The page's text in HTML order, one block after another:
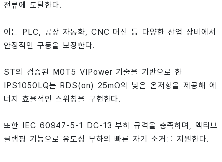
전류에 도달한다.
이는 PLC, 공장 자동화, CNC 머신 등 다양한 산업 장비에서
안정적인 구동을 보장한다.
ST의 검증된 M0T5 VIPower 기술을 기반으로 한
IPS1050LQ는 RDS(on) 25mΩ의 낮은 온저항을 제공해 에
너지 효율적인 스위칭을 구현한다.
또한 IEC 60947-5-1 DC-13 부하 규격을 충족하며, 액티브
클램핑 기능으로 유도성 부하의 빠른 자기 소거를 지원한다.